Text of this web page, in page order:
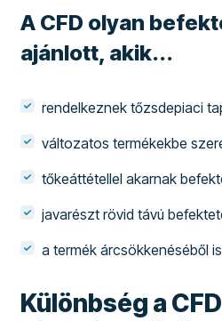
A CFD olyan
ajánlott, akik...
rendelkeznek tőzsdepiaci
változatos termékekbe
tőkeáttétellel akarnak
javarészt rövid távú
a termék árcsökkenéséből
Különbség a